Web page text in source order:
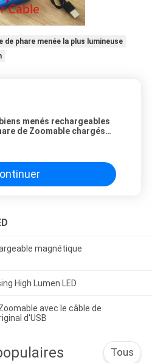
de phare menée la plus lumineuse
menés rechargeables
de Zoomable chargés
magnétique
High Lumen LED
avec le câble de
d'USB
Tous